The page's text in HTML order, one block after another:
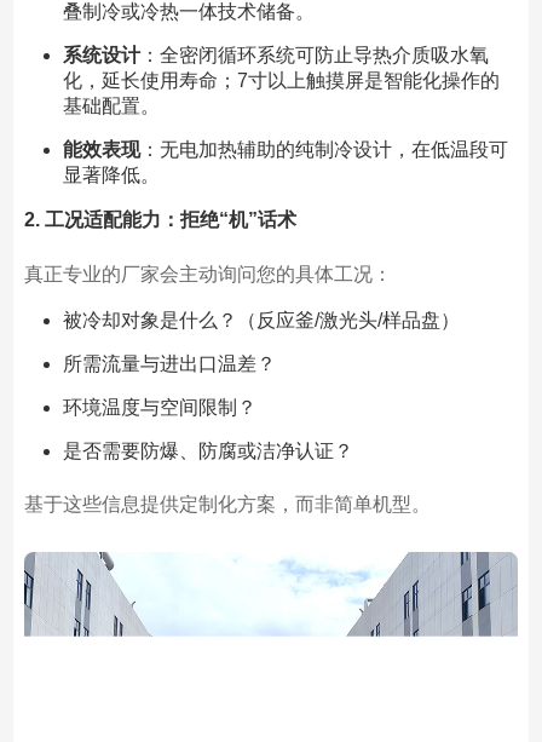
叠制冷或冷热一体技术储备。
系统设计：全密闭循环系统可防止导热介质吸水氧
化，延长使用寿命；7寸以上触摸屏是智能化操作的
基础配置。
能效表现：无电加热辅助的纯制冷设计，在低温段可
显著降低。
2. 工况适配能力：拒绝“机”话术
真正专业的厂家会主动询问您的具体工况：
被冷却对象是什么？（反应釜/激光头/样品盘）
所需流量与进出口温差？
环境温度与空间限制？
是否需要防爆、防腐或洁净认证？
基于这些信息提供定制化方案，而非简单机型。